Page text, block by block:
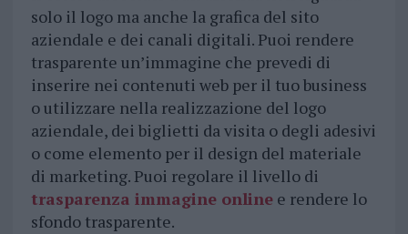
solo il logo ma anche la grafica del sito
aziendale e dei canali digitali. Puoi rendere
trasparente un’immagine che prevedi di
inserire nei contenuti web per il tuo business
o utilizzare nella realizzazione del logo
aziendale, dei biglietti da visita o degli adesivi
o come elemento per il design del materiale
di marketing. Puoi regolare il livello di
trasparenza immagine onlinee rendere lo
sfondo trasparente.